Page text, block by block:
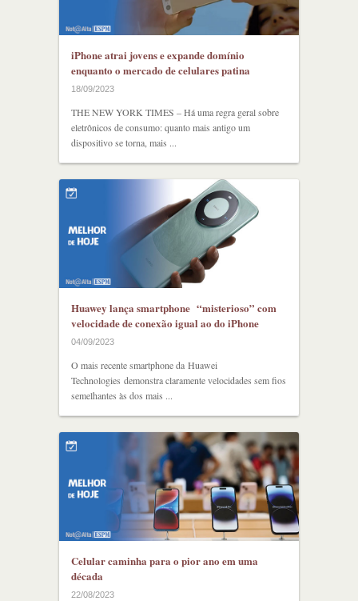
iPhone atrai jovens e expande domínio
enquanto o mercado de celulares patina
18/09/2023
THE NEW YORK TIMES – Há uma regra geral sobre
eletrônicos de consumo: quanto mais antigo um
dispositivo se torna, mais ...
Huawey lança smartphone “misterioso” com
velocidade de conexão igual ao do iPhone
04/09/2023
O mais recente smartphone da Huawei
Technologies demonstra claramente velocidades sem fios
semelhantes às dos mais ...
Celular caminha para o pior ano em uma
década
22/08/2023